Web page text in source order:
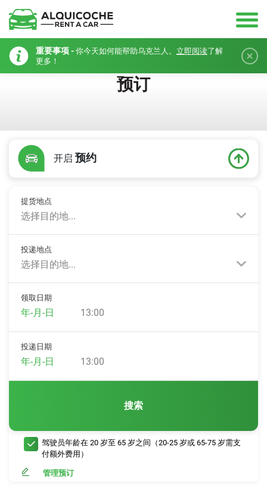
重要事项 - 你今天如何能帮助乌克兰人。 立即阅读了解
更多！
预订
开启 预约
提货地点
选择目的地...
投递地点
选择目的地...
领取日期
13:00
投递日期
13:00
搜索
驾驶员年龄在 20 岁至 65 岁之间（20-25 岁或 65-75 岁需支
付额外费用）
管理预订